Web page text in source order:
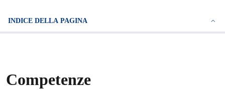
INDICE DELLA PAGINA
Competenze